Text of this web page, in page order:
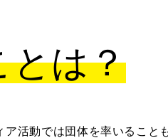
とは？
活動では団体を率いること